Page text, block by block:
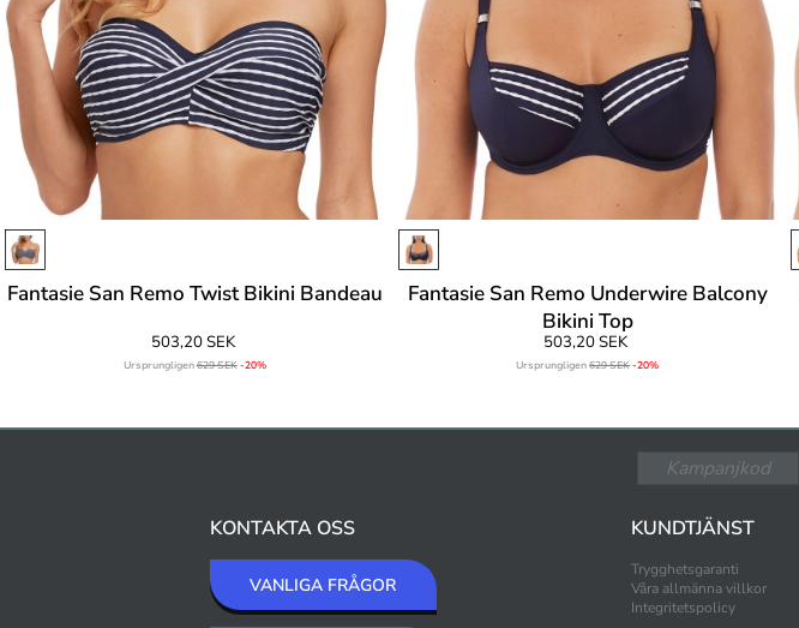
Fantasie San Remo Twist Bikini Bandeau
503,20 SEK
Ursprungligen629 SEK-20%
Fantasie San Remo Underwire Balcony
Bikini Top
503,20 SEK
Ursprungligen629 SEK-20%
KONTAKTA OSS
VANLIGA FRÅGOR
KUNDTJÄNST
Trygghetsgaranti
Våra allmänna villkor
Integritetspolicy